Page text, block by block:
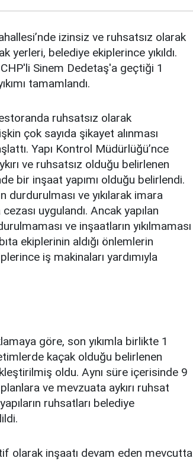
izinsiz ve ruhsatsız olarak
yerleri, belediye ekiplerince yıkıldı.
Sinem Dedetaş'a geçtiği 1
tamamlandı.
ruhsatsız olarak
çok sayıda şikayet alınması
Yapı Kontrol Müdürlüğü’nce
ve ruhsatsız olduğu belirlenen
bir inşaat yapımı olduğu belirlendi.
durdurulması ve yıkılarak imara
uygulandı. Ancak yapılan
ve inşaatların yıkılmaması
ekiplerinin aldığı önlemlerin
iş makinaları yardımıyla
göre, son yıkımla birlikte 1
kaçak olduğu belirlenen
oldu. Aynı süre içerisinde 9
ve mevzuata aykırı ruhsat
ruhsatları belediye
olarak inşaatı devam eden mevcutta